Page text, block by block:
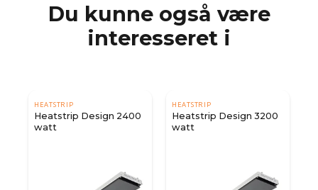
Du kunne også være
interesseret i
HEATSTRIP
Heatstrip Design 2400
watt
HEATSTRIP
Heatstrip Design 3200
watt